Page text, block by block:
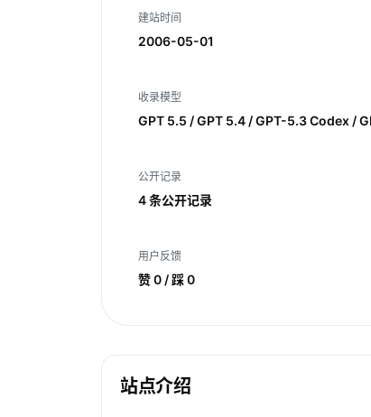
建站时间
2006-05-01
收录模型
GPT 5.5 / GPT 5.4 / GPT-5.3 Codex /
公开记录
4 条公开记录
用户反馈
赞 0 / 踩 0
站点介绍